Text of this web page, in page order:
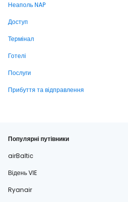
Неаполь NAP
Доступ
Термінал
Готелі
Послуги
Прибуття та відправлення
Популярні путівники
airBaltic
Відень VIE
Ryanair